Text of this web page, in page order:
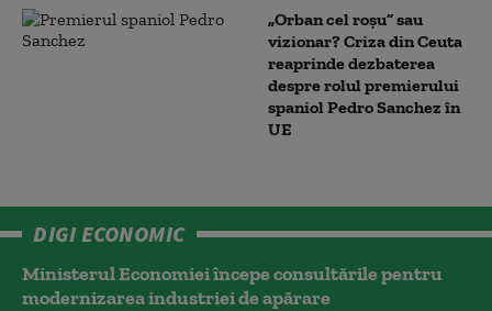
„Orban cel roșu” sau
vizionar? Criza din Ceuta
reaprinde dezbaterea
despre rolul premierului
spaniol Pedro Sanchez în
UE
DIGI ECONOMIC
Ministerul Economiei începe consultările pentru
modernizarea industriei de apărare